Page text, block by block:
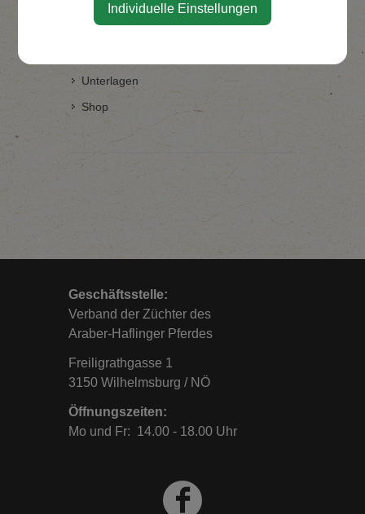
Geschichte
Unterlagen
Shop
Geschäftsstelle:
Verband der Züchter des
Araber-Haflinger Pferdes
Freiligrathgasse 1
3150 Wilhelmsburg / NÖ
Öffnungszeiten:
Mo und Fr: 14.00 - 18.00 Uhr
Individuelle Einstellungen